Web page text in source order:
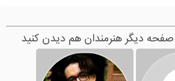
دیگر هنرمندان هم دیدن کنید